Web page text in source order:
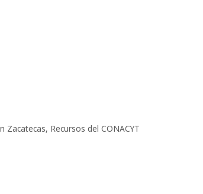
Zacatecas, Recursos del CONACYT